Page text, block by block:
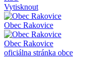
Vytisknout
Obec Rakovice
Obec Rakovice
oficiálna stránka obce